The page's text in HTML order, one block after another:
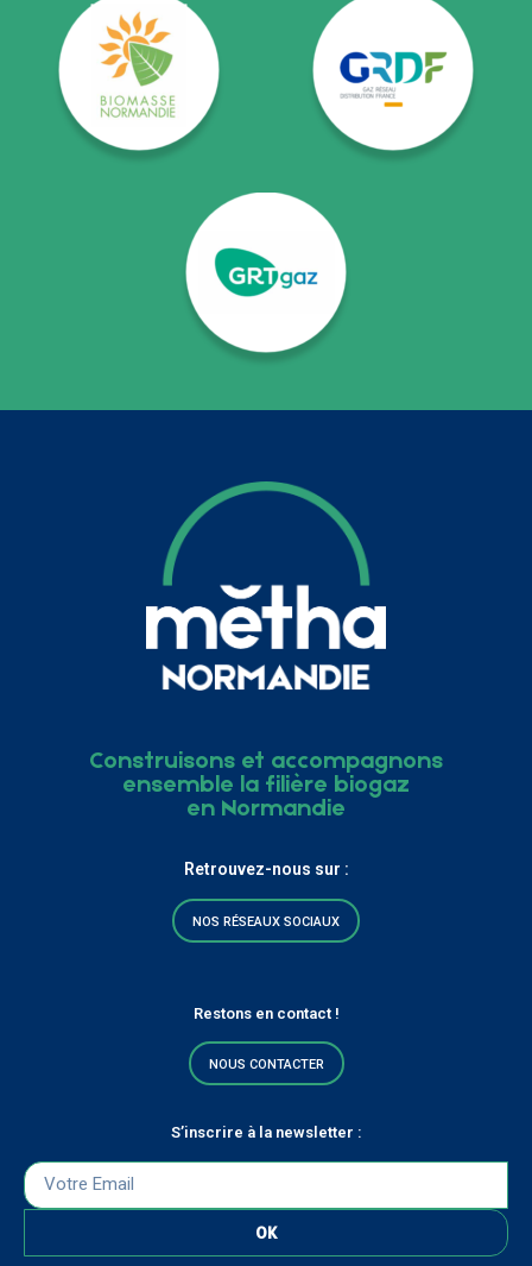
Construisons et accompagnons
ensemble la filière biogaz
en Normandie
Retrouvez-nous sur :
NOS RÉSEAUX SOCIAUX
Restons en contact !
NOUS CONTACTER
S’inscrire à la newsletter :
OK